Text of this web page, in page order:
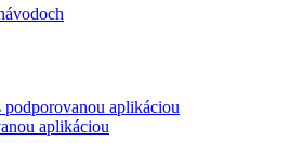
podporovanou aplikáciou
aplikáciou